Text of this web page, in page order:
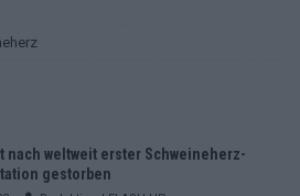
nach weltweit erster Schweineherz-
gestorben